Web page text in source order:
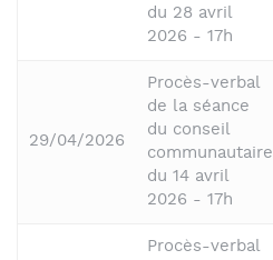
du 28 avril
2026 - 17h
29/04/2026
Procès-verbal
de la séance
du conseil
communautaire
du 14 avril
2026 - 17h
Procès-verbal